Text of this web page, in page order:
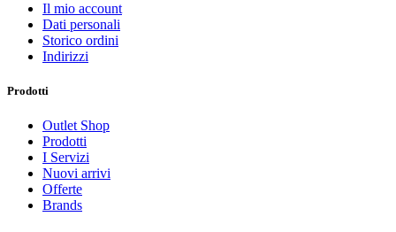
Il mio account
Dati personali
Storico ordini
Indirizzi
Prodotti
Outlet Shop
Prodotti
I Servizi
Nuovi arrivi
Offerte
Brands